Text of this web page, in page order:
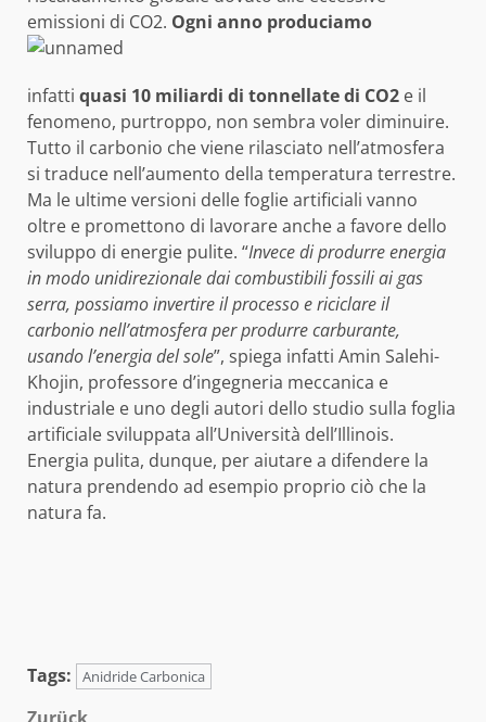
emissioni di CO2. Ogni anno produciamo
infatti quasi 10 miliardi di tonnellate di CO2 e il
fenomeno, purtroppo, non sembra voler diminuire.
Tutto il carbonio che viene rilasciato nell’atmosfera
si traduce nell’aumento della temperatura terrestre.
Ma le ultime versioni delle foglie artificiali vanno
oltre e promettono di lavorare anche a favore dello
sviluppo di energie pulite. “Invece di produrre energia
in modo unidirezionale dai combustibili fossili ai gas
serra, possiamo invertire il processo e riciclare il
carbonio nell’atmosfera per produrre carburante,
usando l’energia del sole”, spiega infatti Amin Salehi-
Khojin, professore d’ingegneria meccanica e
industriale e uno degli autori dello studio sulla foglia
artificiale sviluppata all’Università dell’Illinois.
Energia pulita, dunque, per aiutare a difendere la
natura prendendo ad esempio proprio ciò che la
natura fa.
Tags: Anidride Carbonica